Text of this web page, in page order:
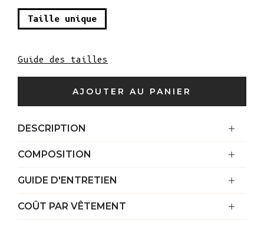
Taille unique
Guide des tailles
AJOUTER AU PANIER
DESCRIPTION
COMPOSITION
GUIDE D'ENTRETIEN
COÛT PAR VÊTEMENT